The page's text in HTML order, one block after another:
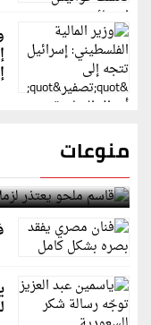
منوعات
قاسم ملحو يعتذر